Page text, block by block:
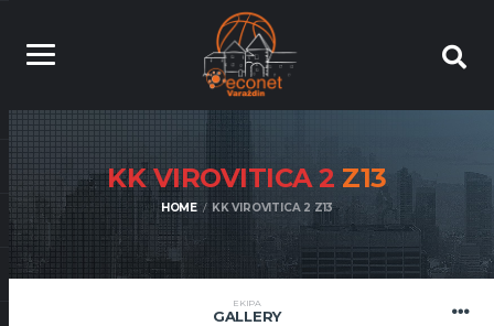
KK VIROVITICA 2 Z13
HOME KK VIROVITICA 2 Z13
EKIPA
GALLERY